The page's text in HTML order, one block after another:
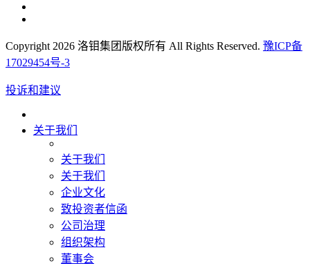
Copyright 2026 洛钼集团版权所有 All Rights Reserved. 豫ICP备
17029454号-3
投诉和建议
关于我们
关于我们
关于我们
企业文化
致投资者信函
公司治理
组织架构
董事会